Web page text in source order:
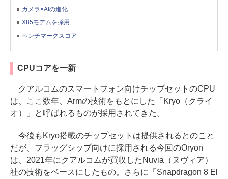
カメラ×AIの進化
X85モデムを採用
ベンチマークスコア
CPUコアを一新
クアルコムのスマートフォン向けチップセットのCPU
は、ここ数年、Armの技術をもとにした「Kryo（クライ
オ）」と呼ばれるものが採用されてきた。
今後もKryo搭載のチップセットは提供されるとのこと
だが、フラッグシップ向けに採用される今回のOryon
は、2021年にクアルコムが買収したNuvia（ヌヴィア）
社の技術をベースにしたもの。さらに「Snapdragon 8 El